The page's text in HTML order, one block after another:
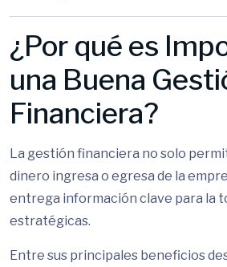
¿Por qué es
una Buena
Financiera?
La gestión financiera no solo
dinero ingresa o egresa de la
entrega información clave para la
estratégicas.
Entre sus principales beneficios